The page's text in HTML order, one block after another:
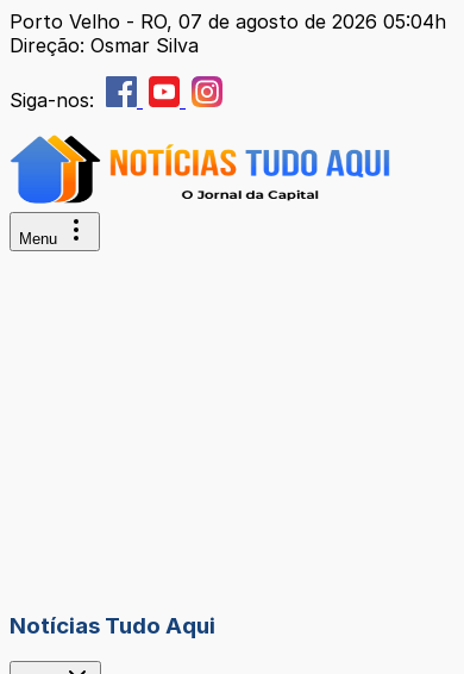
Porto Velho - RO, 07 de agosto de 2026 05:04h
Direção: Osmar Silva
Siga-nos:
Menu
Notícias Tudo Aqui